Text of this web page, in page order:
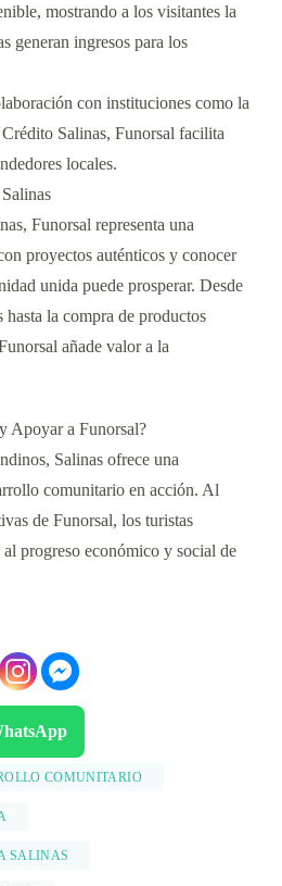
mostrando a los visitantes la
generan ingresos para los
con instituciones como la
Salinas, Funorsal facilita
locales.
Funorsal representa una
proyectos auténticos y conocer
unida puede prosperar. Desde
la compra de productos
añade valor a la
Apoyar a Funorsal?
Salinas ofrece una
comunitario en acción. Al
de Funorsal, los turistas
progreso económico y social de
COMUNITARIO
SALINAS